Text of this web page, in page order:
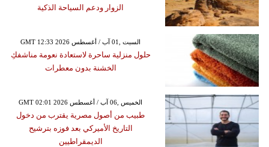
الزوار ودعم السياحة الذكية
GMT 12:33 2026 السبت ,01 آب / أغسطس
حلول منزلية ساحرة لاستعادة نعومة مناشفكِ
الخشنة بدون معطرات
GMT 02:01 2026 الخميس ,06 آب / أغسطس
طبيب من أصول مصرية يقترب من دخول
التاريخ الأميركي بعد فوزه بترشيح
الديمقراطيين